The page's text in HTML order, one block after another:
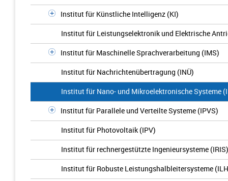
Institut für Künstliche Intelligenz (KI)
Institut für Leistungselektronik und Elektrische
Institut für Maschinelle Sprachverarbeitung (IMS)
Institut für Nachrichtenübertragung (INÜ)
Institut für Nano- und Mikroelektronische Systeme
Institut für Parallele und Verteilte Systeme (IPVS)
Institut für Photovoltaik (IPV)
Institut für rechnergestützte Ingenieursysteme (IRIS)
Institut für Robuste Leistungshalbleitersysteme